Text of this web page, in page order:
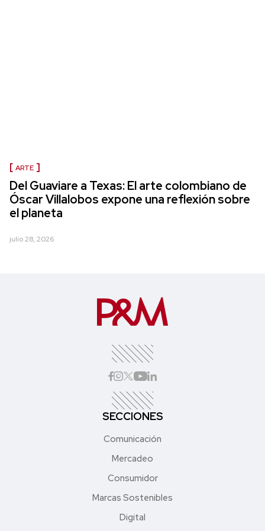
ARTE
Del Guaviare a Texas: El arte colombiano de
Óscar Villalobos expone una reflexión sobre
el planeta
julio 28, 2026
SECCIONES
Comunicación
Mercadeo
Consumidor
Marcas Sostenibles
Digital